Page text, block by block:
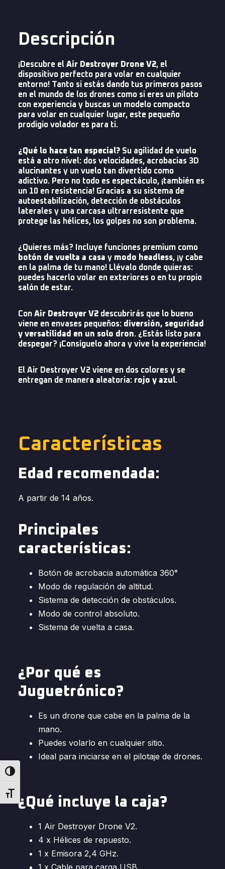
Alternar alto contraste
Alternar tamaño de letra
Descripción
¡Descubre el Air Destroyer Drone V2, el
dispositivo perfecto para volar en cualquier
entorno! Tanto si estás dando tus primeros pasos
en el mundo de los drones como si eres un piloto
con experiencia y buscas un modelo compacto
para volar en cualquier lugar, este pequeño
prodigio volador es para ti.
¿Qué lo hace tan especial? Su agilidad de vuelo
está a otro nivel: dos velocidades, acrobacias 3D
alucinantes y un vuelo tan divertido como
adictivo. Pero no todo es espectáculo, ¡también es
un 10 en resistencia! Gracias a su sistema de
autoestabilización, detección de obstáculos
laterales y una carcasa ultrarresistente que
protege las hélices, los golpes no son problema.
¿Quieres más? Incluye funciones premium como
botón de vuelta a casa y modo headless, ¡y cabe
en la palma de tu mano! Llévalo donde quieras:
puedes hacerlo volar en exteriores o en tu propio
salón de estar.
Con Air Destroyer V2 descubrirás que lo bueno
viene en envases pequeños: diversión, seguridad
y versatilidad en un solo dron. ¿Estás listo para
despegar? ¡Consíguelo ahora y vive la experiencia!
El Air Destroyer V2 viene en dos colores y se
entregan de manera aleatoria: rojo y azul.
Características
Edad recomendada:
A partir de 14 años.
Principales
características:
Botón de acrobacia automática 360°
Modo de regulación de altitud.
Sistema de detección de obstáculos.
Modo de control absoluto.
Sistema de vuelta a casa.
¿Por qué es
Juguetrónico?
Es un drone que cabe en la palma de la
mano.
Puedes volarlo en cualquier sitio.
Ideal para iniciarse en el pilotaje de drones.
¿Qué incluye la caja?
1 Air Destroyer Drone V2.
4 x Hélices de repuesto.
1 x Emisora 2,4 GHz.
1 x Cable para carga USB.